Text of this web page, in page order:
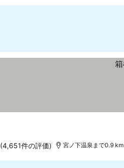
(4,651件の評価) 宮ノ下温泉まで0.9 km